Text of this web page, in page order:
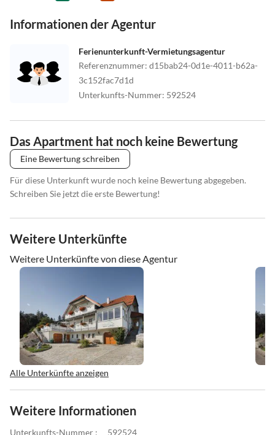
Informationen der Agentur
Ferienunterkunft-Vermietungsagentur
Referenznummer: d15bab24-0d1e-4011-b62a-
3c152fac7d1d
Unterkunfts-Nummer: 592524
Das Apartment hat noch keine Bewertung
Eine Bewertung schreiben
Für diese Unterkunft wurde noch keine Bewertung abgegeben.
Schreiben Sie jetzt die erste Bewertung!
Weitere Unterkünfte
Weitere Unterkünfte von diese Agentur
Alle Unterkünfte anzeigen
Weitere Informationen
Unterkunfts-Nummer : 592524